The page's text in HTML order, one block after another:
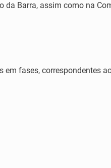
da Barra, assim como na
fases, correspondentes